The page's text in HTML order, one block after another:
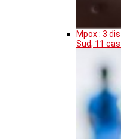
Mpox : 3
Sud, 11